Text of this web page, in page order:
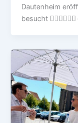
Dautenheim
besucht